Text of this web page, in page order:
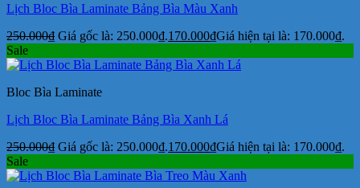
Lịch Bloc Bìa Laminate Bảng Bìa Màu Xanh
250.000₫ Giá gốc là: 250.000₫.170.000₫Giá hiện tại là: 170.000₫.
Sale
Bloc Bìa Laminate
Lịch Bloc Bìa Laminate Bảng Bìa Xanh Lá
250.000₫ Giá gốc là: 250.000₫.170.000₫Giá hiện tại là: 170.000₫.
Sale